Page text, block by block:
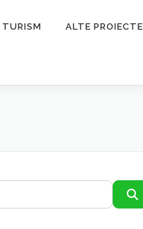
TURISM ALTE PROIECTE